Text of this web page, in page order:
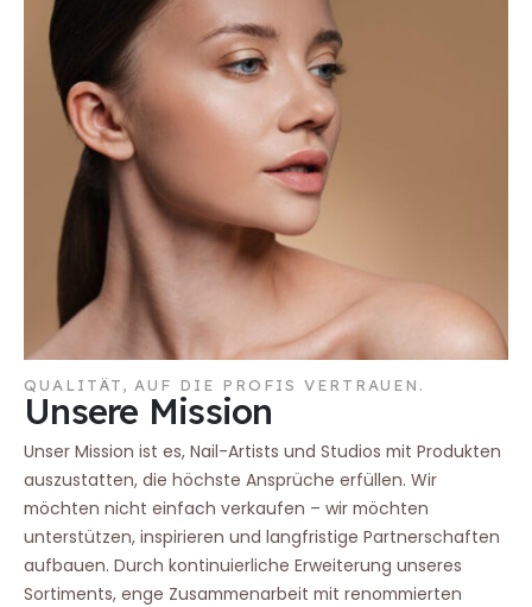
QUALITÄT, AUF DIE PROFIS VERTRAUEN.
Unsere Mission
Unser Mission ist es, Nail-Artists und Studios mit Produkten
auszustatten, die höchste Ansprüche erfüllen. Wir
möchten nicht einfach verkaufen – wir möchten
unterstützen, inspirieren und langfristige Partnerschaften
aufbauen. Durch kontinuierliche Erweiterung unseres
Sortiments, enge Zusammenarbeit mit renommierten